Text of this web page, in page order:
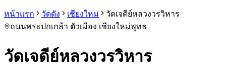
หน้าแรก วัดดัง เชียงใหม่
วัดเจดีย์หลวงวรวิหาร
ถนนพระปกเกล้า ตัวเมือง เชียงใหม่พุทธ
วัดเจดีย์หลวงวรวิหาร